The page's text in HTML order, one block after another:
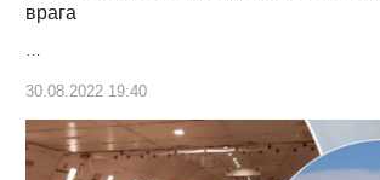
врага
30.08.2022 19:40